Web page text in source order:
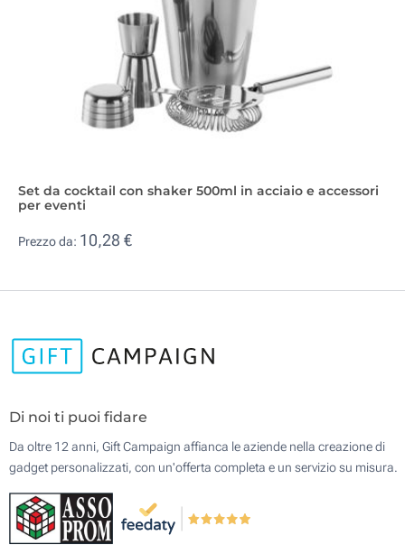
Set da cocktail con shaker 500ml in acciaio e accessori
per eventi
Prezzo da: 10,28 €
Di noi ti puoi fidare
Da oltre 12 anni, Gift Campaign affianca le aziende nella creazione di
gadget personalizzati, con un'offerta completa e un servizio su misura.